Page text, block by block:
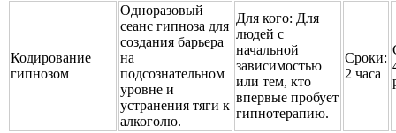
Кодирование
гипнозом
Одноразовый
сеанс гипноза для
создания барьера
на
подсознательном
уровне и
устранения тяги к
алкоголю.
Для кого: Для
людей с
начальной
зависимостью
или тем, кто
впервые пробует
гипнотерапию.
Сроки:
2 часа